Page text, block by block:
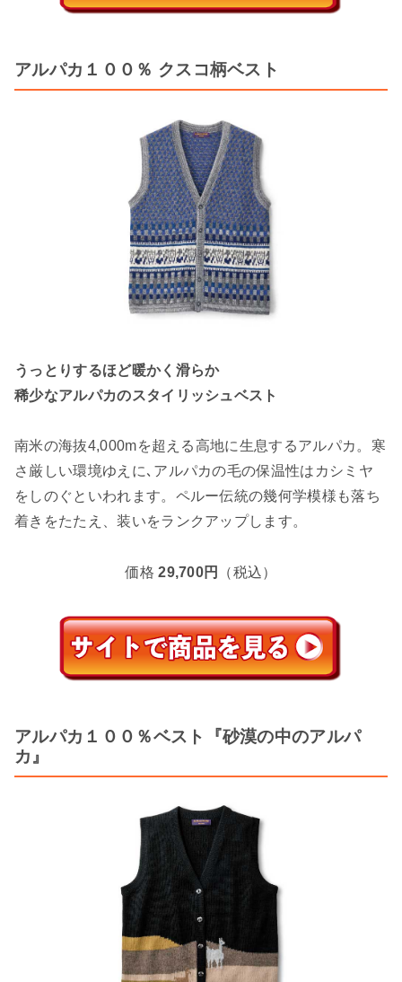
アルパカ１００％ クスコ柄ベスト
うっとりするほど暖かく滑らか
稀少なアルパカのスタイリッシュベスト
南米の海抜4,000mを超える高地に生息するアルパカ。寒
さ厳しい環境ゆえに､アルパカの毛の保温性はカシミヤ
をしのぐといわれます。ペルー伝統の幾何学模様も落ち
着きをたたえ、装いをランクアップします。
価格29,700円 （税込）
アルパカ１００％ベスト『砂漠の中のアルパ
カ』